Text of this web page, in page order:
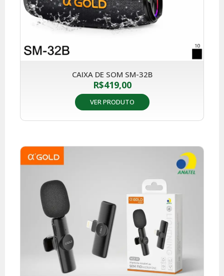
CAIXA DE SOM SM-32B
R$419,00
VER PRODUTO